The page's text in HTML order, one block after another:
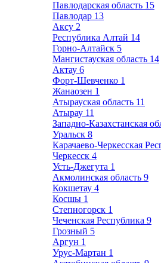
Павлодарская область 15
Павлодар 13
Аксу 2
Республика Алтай 14
Горно-Алтайск 5
Мангистауская область 14
Актау 6
Форт-Шевченко 1
Жанаозен 1
Атырауская область 11
Атырау 11
Западно-Казахстанская
Уральск 8
Карачаево-Черкесская
Черкесск 4
Усть-Джегута 1
Акмолинская область 9
Кокшетау 4
Косшы 1
Степногорск 1
Чеченская Республика 9
Грозный 5
Аргун 1
Урус-Мартан 1